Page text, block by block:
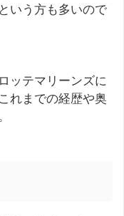
いう方も多いので
ッテマリーンズに
れまでの経歴や奥